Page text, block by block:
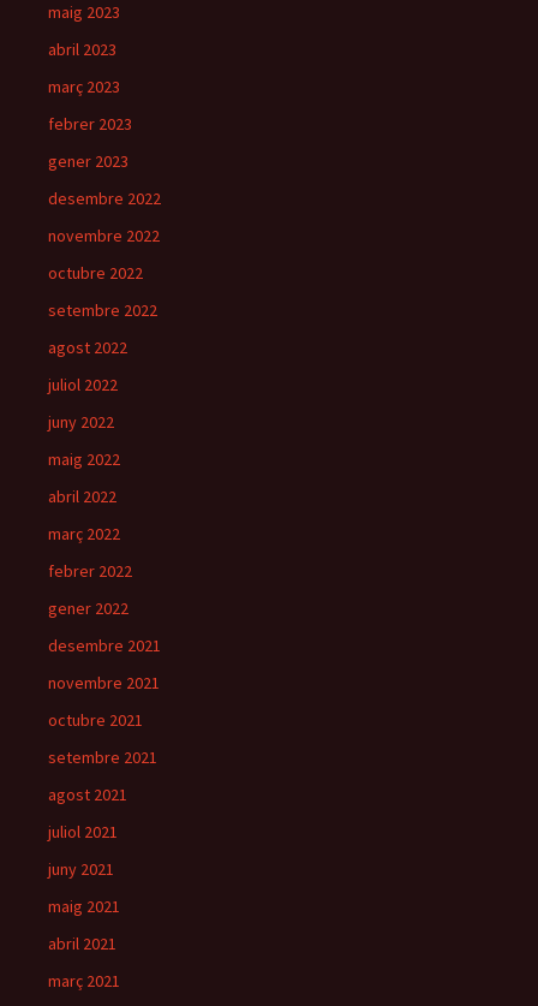
maig 2023
abril 2023
març 2023
febrer 2023
gener 2023
desembre 2022
novembre 2022
octubre 2022
setembre 2022
agost 2022
juliol 2022
juny 2022
maig 2022
abril 2022
març 2022
febrer 2022
gener 2022
desembre 2021
novembre 2021
octubre 2021
setembre 2021
agost 2021
juliol 2021
juny 2021
maig 2021
abril 2021
març 2021